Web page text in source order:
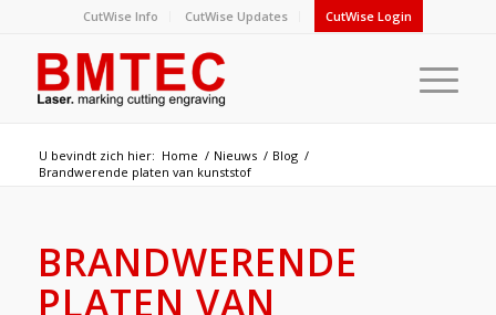
CutWise Info CutWise Updates CutWise Login
U bevindt zich hier: Home / Nieuws / Blog /
Brandwerende platen van kunststof
BRANDWERENDE
PLATEN VAN